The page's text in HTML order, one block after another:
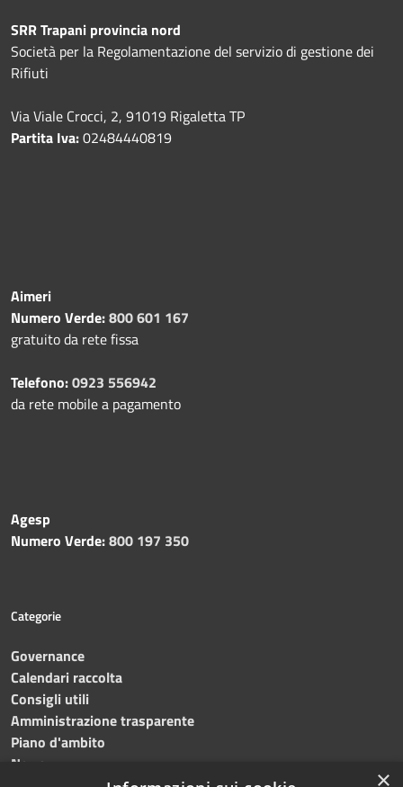
SRR Trapani provincia nord
Società per la Regolamentazione del servizio di gestione dei
Rifiuti
Via Viale Crocci, 2, 91019 Rigaletta TP
Partita Iva:02484440819
Aimeri
Numero Verde:800 601 167
gratuito da rete fissa
Telefono:0923 556942
da rete mobile a pagamento
Agesp
Numero Verde:800 197 350
Categorie
Governance
Calendari raccolta
Consigli utili
Amministrazione trasparente
Piano d'ambito
News
×